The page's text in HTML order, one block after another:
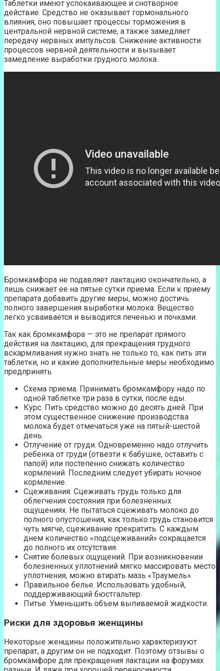
Таблетки имеют успокаивающее и снотворное
действие. Средство не оказывает гормонального
влияния, оно повышает процессы торможения в
центральной нервной системе, а также замедляет
передачу нервных импульсов. Снижение активности
процессов нервной деятельности и вызывает
замедление выработки грудного молока.
Бромкамфора не подавляет лактацию окончательно, а
лишь снижает ее на пятые сутки приема. Если к приему
препарата добавить другие меры, можно достичь
полного завершения выработки молока. Вещество
легко усваивается и выводится печенью и почками.
Так как бромкамфора — это не препарат прямого
действия на лактацию, для прекращения грудного
вскармливания нужно знать не только то, как пить эти
таблетки, но и какие дополнительные меры необходимо
предпринять.
Схема приема. Принимать бромкамфору надо по
одной таблетке три раза в сутки, после еды.
Курс. Пить средство можно до десять дней. При
этом существенное снижение производства
молока будет отмечаться уже на пятый-шестой
день.
Отлучение от груди. Одновременно надо отлучить
ребенка от груди (отвезти к бабушке, оставить с
папой) или постепенно снижать количество
кормлений. Последним следует убирать ночное
кормление.
Сцеживания. Сцеживать грудь только для
облегчения состояния при болезненных
ощущениях. Не пытаться сцеживать молоко до
полного опустошения, как только грудь становится
чуть мягче, сцеживание прекратить. С каждым
днем количество «подсцеживаний» сокращается
до полного их отсутствия.
Снятие болевых ощущений. При возникновении
болезненных уплотнений мягко массировать место
уплотнения, можно втирать мазь «Траумель».
Правильное белье. Использовать удобный,
поддерживающий бюстгальтер.
Питье. Уменьшить объем выпиваемой жидкости.
Риски для здоровья женщины
Некоторые женщины положительно характеризуют
препарат, а другим он не подходит. Поэтому отзывы о
бромкамфоре для прекращения лактации на форумах